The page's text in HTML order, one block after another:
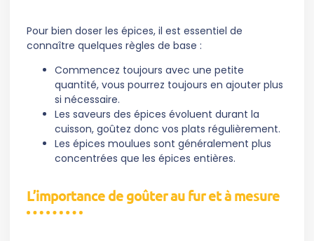
Pour bien doser les épices, il est essentiel de
connaître quelques règles de base :
Commencez toujours avec une petite
quantité, vous pourrez toujours en ajouter plus
si nécessaire.
Les saveurs des épices évoluent durant la
cuisson, goûtez donc vos plats régulièrement.
Les épices moulues sont généralement plus
concentrées que les épices entières.
L’importance de goûter au fur et à mesure